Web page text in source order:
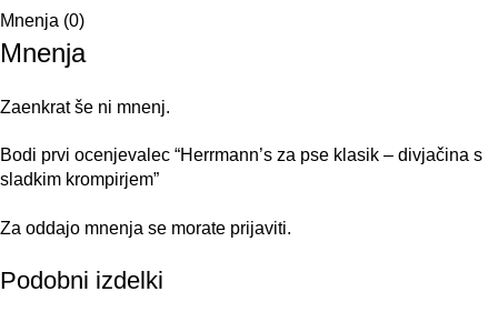
Mnenja (0)
Mnenja
Zaenkrat še ni mnenj.
Bodi prvi ocenjevalec “Herrmann’s za pse klasik – divjačina s
sladkim krompirjem”
Za oddajo mnenja se morate prijaviti.
Podobni izdelki